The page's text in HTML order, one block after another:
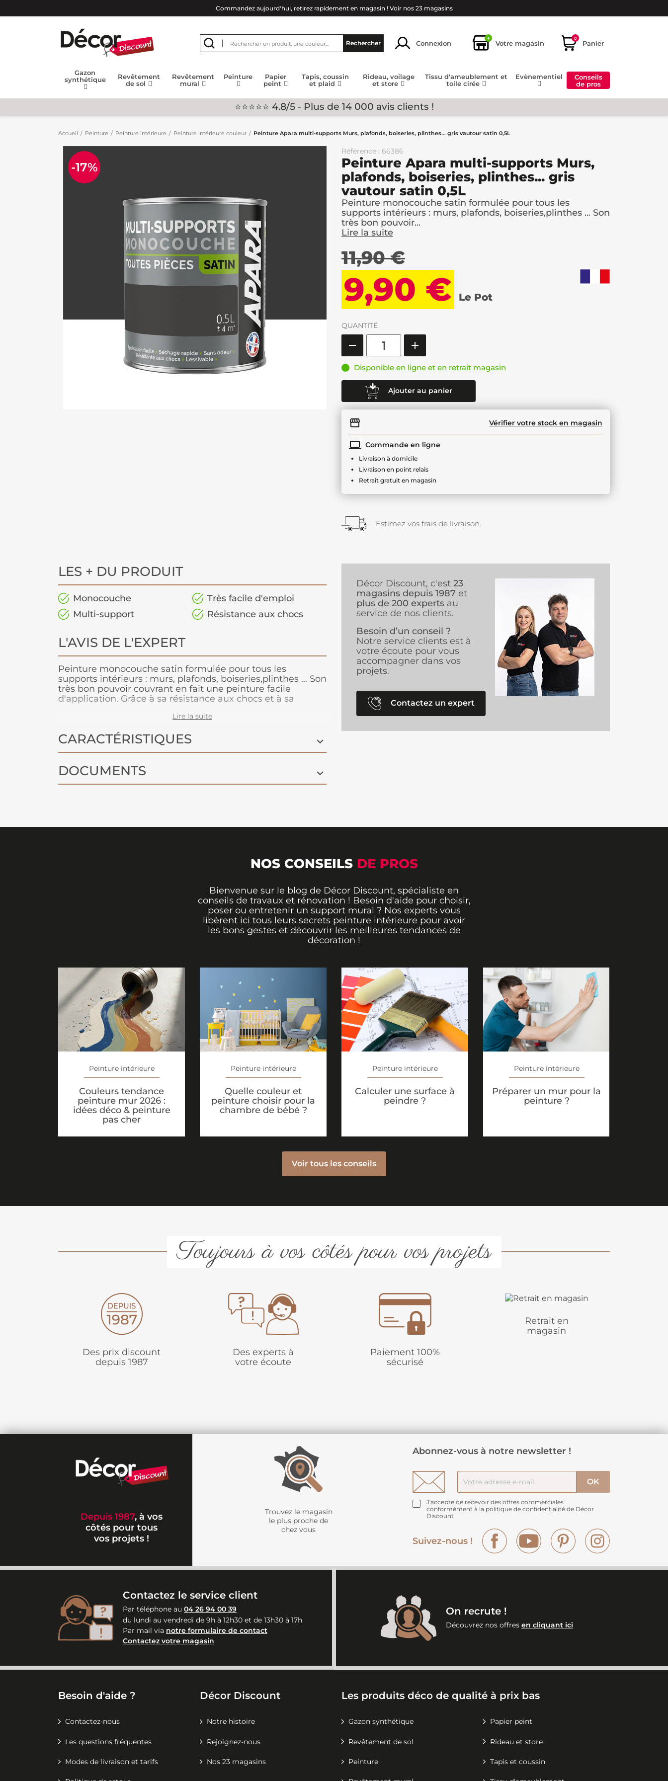
Commandez aujourd'hui, retirez rapidement en magasin ! Voir nos 23 magasins
Rechercher Connexion
+
Votre magasin
0
Panier
Gazon
synthétique
Revêtement
de sol
Revêtement
mural
Peinture
Papier
peint
Tapis, coussin
et plaid
Rideau, voilage
et store
Tissu d'ameublement et
toile cirée
Evènementiel
Conseils
de pros
⭐⭐⭐⭐⭐ 4.8/5 - Plus de 14 000 avis clients !
Accueil Peinture Peinture intérieure Peinture intérieure couleur Peinture Apara multi-supports Murs, plafonds, boiseries, plinthes... gris vautour satin 0,5L
-17%
Référence : 66386
Peinture Apara multi-supports Murs,
plafonds, boiseries, plinthes... gris
vautour satin 0,5L
Peinture monocouche satin formulée pour tous les
supports intérieurs : murs, plafonds, boiseries,plinthes ... Son
très bon pouvoir...
Lire la suite
11,90 €
9,90 € Le Pot
QUANTITÉ
Disponible en ligne et en retrait magasin
Ajouter au panier
Vérifier votre stock en magasin
Commande en ligne
Livraison à domicile
Livraison en point relais
Retrait gratuit en magasin
Estimez vos frais de livraison.
LES + DU PRODUIT
Monocouche
Très facile d'emploi
Multi-support
Résistance aux chocs
L'AVIS DE L'EXPERT
Peinture monocouche satin formulée pour tous les
supports intérieurs : murs, plafonds, boiseries,plinthes ... Son
très bon pouvoir couvrant en fait une peinture facile
d'application. Grâce à sa résistance aux chocs et à sa
Disponible en 54 teintes pour un large choix de déco.
Lire la suite
CARACTÉRISTIQUES
DOCUMENTS
Décor Discount, c'est 23
magasins depuis 1987 et
plus de 200 experts au
service de nos clients.
Besoin d’un conseil ?
Notre service clients est à
votre écoute pour vous
accompagner dans vos
projets.
Contactez un expert
NOS CONSEILS DE PROS
Bienvenue sur le blog de Décor Discount, spécialiste en
conseils de travaux et rénovation ! Besoin d'aide pour choisir,
poser ou entretenir un support mural ? Nos experts vous
libèrent ici tous leurs secrets peinture intérieure pour avoir
les bons gestes et découvrir les meilleures tendances de
décoration !
Peinture intérieure
Couleurs tendance
peinture mur 2026 :
idées déco & peinture
pas cher
Peinture intérieure
Quelle couleur et
peinture choisir pour la
chambre de bébé ?
Peinture intérieure
Calculer une surface à
peindre ?
Peinture intérieure
Préparer un mur pour la
peinture ?
Voir tous les conseils
Toujours à vos côtés pour vos projets
Des prix discount
depuis 1987
Des experts à
votre écoute
Paiement 100%
sécurisé
Retrait en
magasin
Depuis 1987, à vos
côtés pour tous
vos projets !
Trouvez le magasin
le plus proche de
chez vous
Abonnez-vous à notre newsletter !
J'accepte de recevoir des offres commerciales
conformément à la politique de confidentialité de Décor
Discount
Suivez-nous !
Facebook YouTube Pinterest
Contactez le service client
Par téléphone au 04 26 94 00 39
du lundi au vendredi de 9h à 12h30 et de 13h30 à 17h
Par mail via notre formulaire de contact
Contactez votre magasin
On recrute !
Découvrez nos offres en cliquant ici
Besoin d'aide ?
Contactez-nous
Les questions fréquentes
Modes de livraison et tarifs
Décor Discount
Notre histoire
Rejoignez-nous
Nos 23 magasins
Les produits déco de qualité à prix bas
Gazon synthétique Papier peint
Revêtement de sol Rideau et store
Peinture Tapis et coussin